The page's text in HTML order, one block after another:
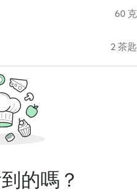
60 克
2 茶匙
的嗎？